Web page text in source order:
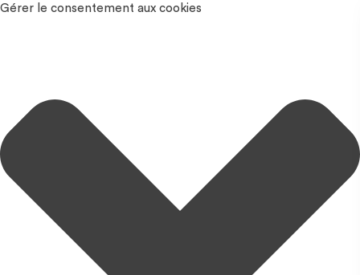
Gérer le consentement aux cookies